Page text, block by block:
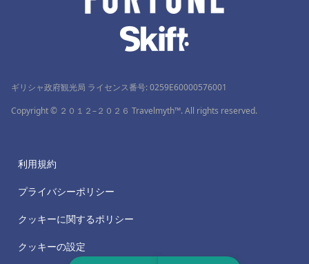
ギリシャ政府観光局 ライセンス番号: 0259Ε60000576001
Copyright © ２０１２–２０２６ Travelmyth™. All rights reserved.
利用規約
プライバシーポリシー
クッキーに関するポリシー
クッキーの設定